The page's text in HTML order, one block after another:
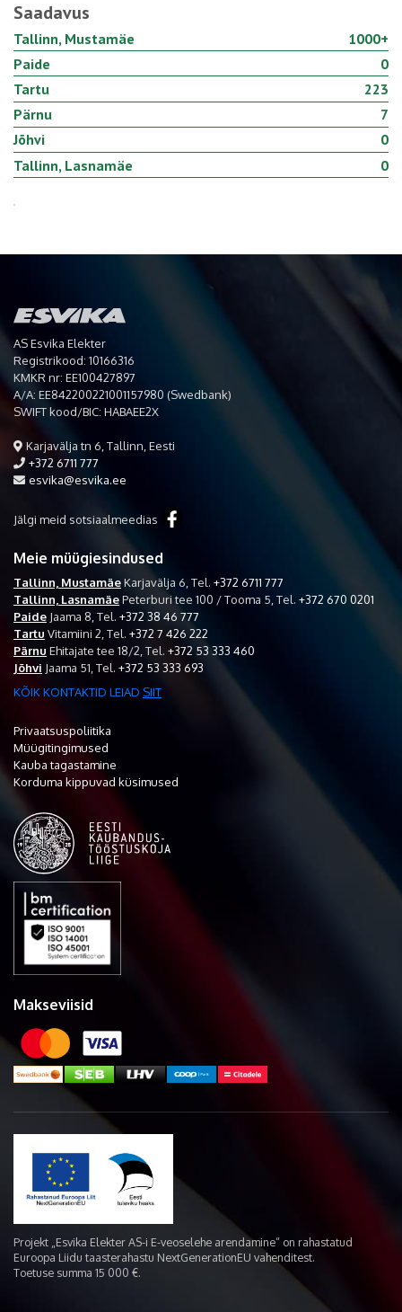
Saadavus
Tallinn, Mustamäe
1000+
Paide
0
Tartu
223
Pärnu
7
Jõhvi
0
Tallinn, Lasnamäe
0
AS Esvika Elekter
Registrikood: 10166316
KMKR nr: EE100427897
A/A: EE842200221001157980 (Swedbank)
SWIFT kood/BIC: HABAEE2X
Karjavälja tn 6, Tallinn, Eesti
+372 6711 777
esvika@esvika.ee
Jälgi meid sotsiaalmeedias
Meie müügiesindused
Tallinn, MustamäeKarjavälja 6, Tel. +372 6711 777
Tallinn, LasnamäePeterburi tee 100 / Tooma 5, Tel. +372 670 0201
Paide Jaama 8, Tel. +372 38 46 777
Tartu Vitamiini 2, Tel. +372 7 426 222
Pärnu Ehitajate tee 18/2, Tel. +372 53 333 460
Jõhvi Jaama 51, Tel. +372 53 333 693
KÕIK KONTAKTID LEIAD SIIT
Privaatsuspoliitika
Müügitingimused
Kauba tagastamine
Korduma kippuvad küsimused
Makseviisid
Projekt „Esvika Elekter AS-i E-veoselehe arendamine“ on rahastatud
Euroopa Liidu taasterahastu NextGenerationEU vahenditest.
Toetuse summa 15 000 €.